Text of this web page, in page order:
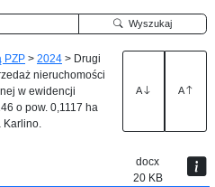
Wyszukaj
PZP > 2024 > Drugi
nieruchomości
w ewidencji
o pow. 0,1117 ha
A A
docx
20 KB